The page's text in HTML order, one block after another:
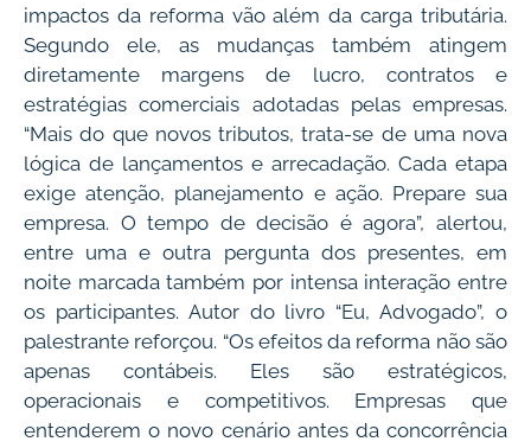
impactos da reforma vão além da carga tributária.
Segundo ele, as mudanças também atingem
diretamente margens de lucro, contratos e
estratégias comerciais adotadas pelas empresas.
“Mais do que novos tributos, trata-se de uma nova
lógica de lançamentos e arrecadação. Cada etapa
exige atenção, planejamento e ação. Prepare sua
empresa. O tempo de decisão é agora”, alertou,
entre uma e outra pergunta dos presentes, em
noite marcada também por intensa interação entre
os participantes. Autor do livro “Eu, Advogado”, o
palestrante reforçou. “Os efeitos da reforma não são
apenas contábeis. Eles são estratégicos,
operacionais e competitivos. Empresas que
entenderem o novo cenário antes da concorrência